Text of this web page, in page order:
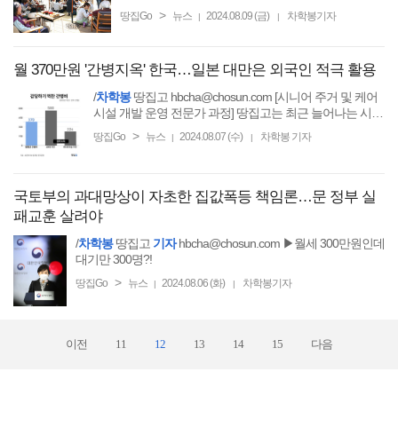
땅집Go > 뉴스 | 2024.08.09 (금) | 차학봉기자
월 370만원 '간병지옥' 한국…일본 대만은 외국인 적극 활용
/차학봉땅집고 hbcha@chosun.com [시니어 주거 및 케어
시설 개발 운영 전문가 과정] 땅집고는 최근 늘어나는 시니
땅집Go > 뉴스 | 2024.08.07 (수) | 차학봉 기자
국토부의 과대망상이 자초한 집값폭등 책임론…문 정부 실
패교훈 살려야
/차학봉땅집고 기자hbcha@chosun.com ▶월세 300만원인데
대기만 300명?!
땅집Go > 뉴스 | 2024.08.06 (화) | 차학봉기자
이전 11 12 13 14 15 다음